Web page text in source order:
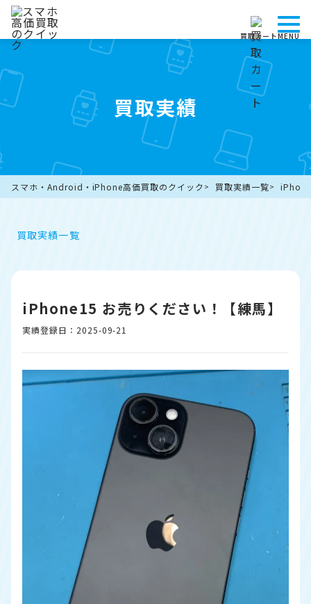
買取カートMENU
買取実績
スマホ・Android・iPhone高価買取のクイック 買取実績一覧
買取実績一覧
iPhone15 お売りください！【練馬】
実績登録日：2025-09-21